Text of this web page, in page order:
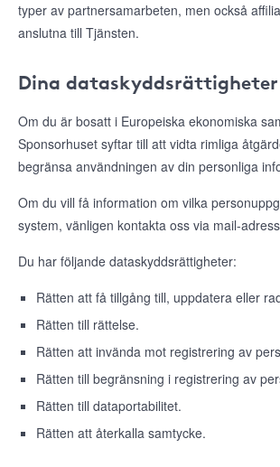
typer av partnersamarbeten, men också
anslutna till Tjänsten.
Dina dataskyddsrättigheter
Om du är bosatt i Europeiska ekonomiska
Sponsorhuset syftar till att vidta rimliga
begränsa användningen av din personliga
Om du vill få information om vilka
system, vänligen kontakta oss via mail-
Du har följande dataskyddsrättigheter:
Rätten att få tillgång till, uppdatera eller
Rätten till rättelse.
Rätten att invända mot registrering av
Rätten till begränsning i registrering av
Rätten till dataportabilitet.
Rätten att återkalla samtycke.